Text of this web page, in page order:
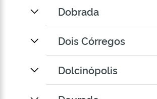
Dobrada
Dois Córregos
Dolcinópolis